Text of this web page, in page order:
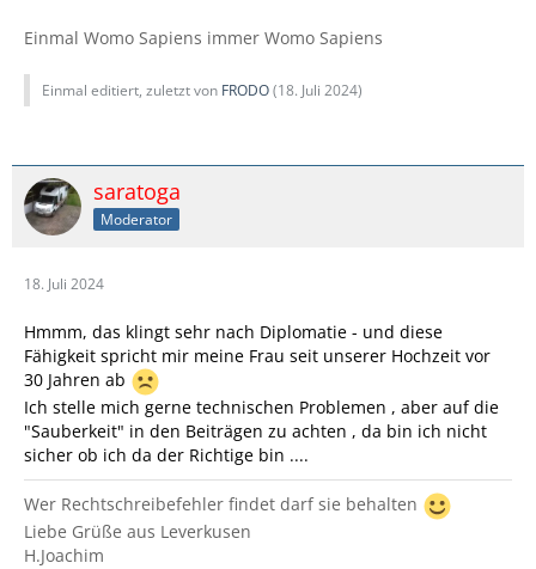
Einmal Womo Sapiens immer Womo Sapiens
Einmal editiert, zuletzt von FRODO(18. Juli 2024)
saratoga
Moderator
18. Juli 2024
Hmmm, das klingt sehr nach Diplomatie - und diese
Fähigkeit spricht mir meine Frau seit unserer Hochzeit vor
30 Jahren ab
Ich stelle mich gerne technischen Problemen , aber auf die
"Sauberkeit" in den Beiträgen zu achten , da bin ich nicht
sicher ob ich da der Richtige bin ....
Wer Rechtschreibefehler findet darf sie behalten
Liebe Grüße aus Leverkusen
H.Joachim